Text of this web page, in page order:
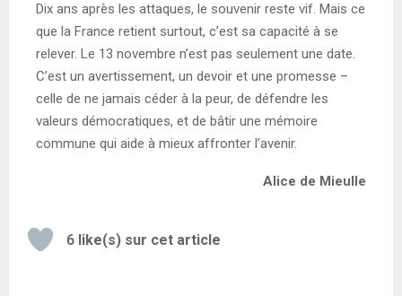
Dix ans après les attaques, le souvenir reste vif. Mais ce
que la France retient surtout, c’est sa capacité à se
relever. Le 13 novembre n’est pas seulement une date.
C’est un avertissement, un devoir et une promesse –
celle de ne jamais céder à la peur, de défendre les
valeurs démocratiques, et de bâtir une mémoire
commune qui aide à mieux affronter l’avenir.
Alice de Mieulle
6 like(s) sur cet article